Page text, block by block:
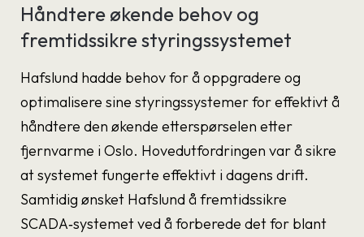
Håndtere økende behov og
fremtidssikre styringssystemet
Hafslund hadde behov for å oppgradere og
optimalisere sine styringssystemer for effektivt å
håndtere den økende etterspørselen etter
fjernvarme i Oslo. Hovedutfordringen var å sikre
at systemet fungerte effektivt i dagens drift.
Samtidig ønsket Hafslund å fremtidssikre
SCADA‑systemet ved å forberede det for blant